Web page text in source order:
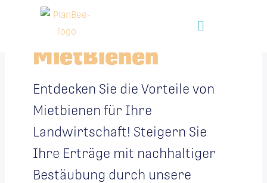
Main
MietBienen
Entdecken Sie die Vorteile von
Mietbienen für Ihre
Landwirtschaft! Steigern Sie
Ihre Erträge mit nachhaltiger
Bestäubung durch unsere